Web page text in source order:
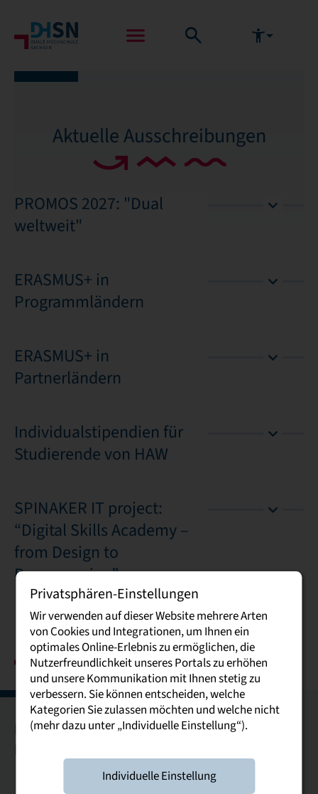
Aktuelle Ausschreibungen
PROMOS 2027: "Dual
weltweit"
ERASMUS+ in
Programmländern
ERASMUS+ in
Partnerländern
Individualstipendien für
Studierende von HAW
SPINAKER IT project:
“Digital Skills Academy –
from Design to
Programming”
BautzenBreitenbrunnDresdenGlauchau
Privatsphären-Einstellungen
Wir verwenden auf dieser Website mehrere Arten
von Cookies und Integrationen, um Ihnen ein
optimales Online-Erlebnis zu ermöglichen, die
Nutzerfreundlichkeit unseres Portals zu erhöhen
und unsere Kommunikation mit Ihnen stetig zu
verbessern. Sie können entscheiden, welche
Kategorien Sie zulassen möchten und welche nicht
(mehr dazu unter „Individuelle Einstellung“).
Individuelle Einstellung